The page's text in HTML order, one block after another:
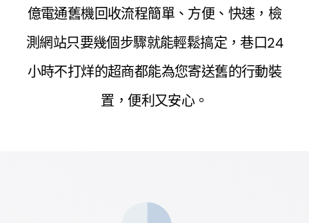
鑑價說明
億電通舊機回收流程簡單、方便、快速，檢
測網站只要幾個步驟就能輕鬆搞定，巷口24
小時不打烊的超商都能為您寄送舊的行動裝
置，便利又安心。